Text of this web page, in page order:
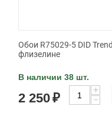
Обои R75029-5 DID
флизелине
В наличии 38 шт.
2 250₽
+
−